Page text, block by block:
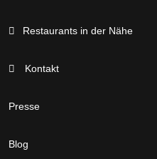
Restaurants in der Nähe
Kontakt
Presse
Blog